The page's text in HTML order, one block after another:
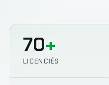
70+
LICENCIÉS